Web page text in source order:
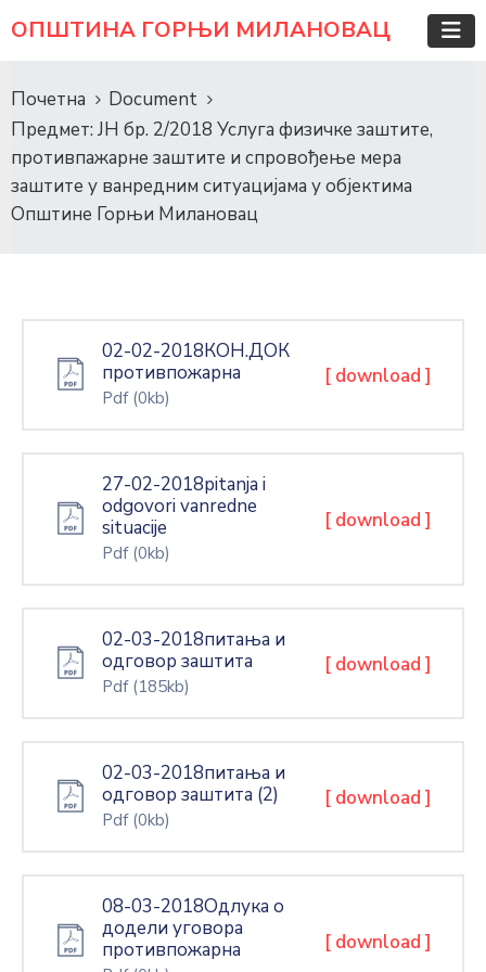
ОПШТИНА ГОРЊИ МИЛАНОВАЦ
Почетна
Document
Предмет: ЈН бр. 2/2018 Услуга физичке заштите,
противпажарне заштите и спровођење мера
заштите у ванредним ситуацијама у објектима
Општине Горњи Милановац
02-02-2018КОН.ДОК
противпожарна
Pdf (0kb)
[ download ]
27-02-2018pitanja i
odgovori vanredne
situacije
Pdf (0kb)
[ download ]
02-03-2018питања и
одговор заштита
Pdf (185kb)
[ download ]
02-03-2018питања и
одговор заштита (2)
Pdf (0kb)
[ download ]
08-03-2018Одлука о
додели уговора
противпожарна
[ download ]